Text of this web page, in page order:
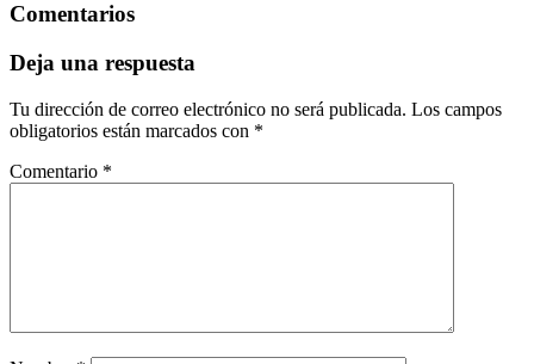
Comentarios
Deja una respuesta
Tu dirección de correo electrónico no será publicada. Los campos
obligatorios están marcados con *
Comentario *